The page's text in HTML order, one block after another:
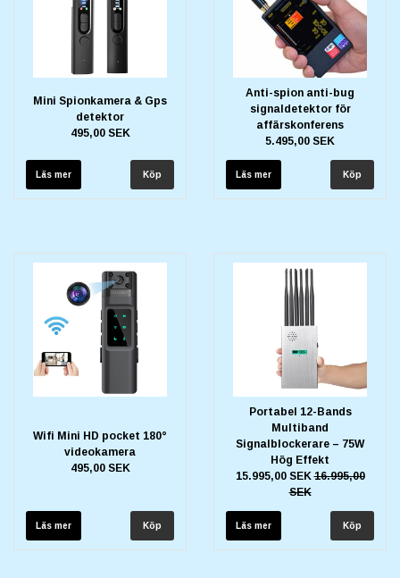
Mini Spionkamera & Gps
detektor
495,00 SEK
Läs mer
Anti-spion anti-bug
signaldetektor för
affärskonferens
5.495,00 SEK
Läs mer
Wifi Mini HD pocket 180°
videokamera
495,00 SEK
Läs mer
Portabel 12-Bands
Multiband
Signalblockerare – 75W
Hög Effekt
15.995,00 SEK16.995,00
SEK
Läs mer